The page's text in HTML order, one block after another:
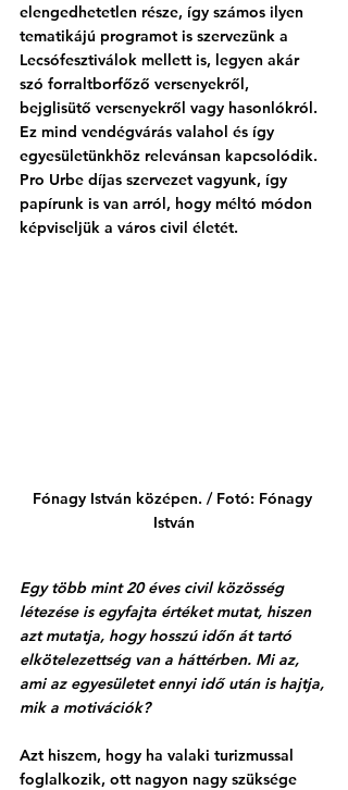
elengedhetetlen része, így számos ilyen
tematikájú programot is szervezünk a
Lecsófesztiválok mellett is, legyen akár
szó forraltborfőző versenyekről,
bejglisütő versenyekről vagy hasonlókról.
Ez mind vendégvárás valahol és így
egyesületünkhöz relevánsan kapcsolódik.
Pro Urbe díjas szervezet vagyunk, így
papírunk is van arról, hogy méltó módon
képviseljük a város civil életét.
Fónagy István középen. / Fotó: Fónagy
István
Egy több mint 20 éves civil közösség
létezése is egyfajta értéket mutat, hiszen
azt mutatja, hogy hosszú időn át tartó
elkötelezettség van a háttérben. Mi az,
ami az egyesületet ennyi idő után is hajtja,
mik a motivációk?
Azt hiszem, hogy ha valaki turizmussal
foglalkozik, ott nagyon nagy szüksége